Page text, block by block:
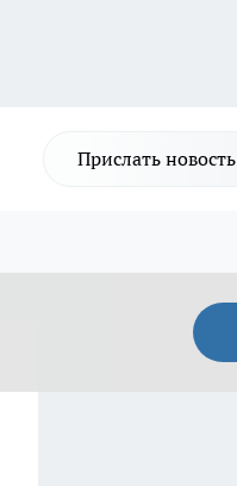
Прислать новость